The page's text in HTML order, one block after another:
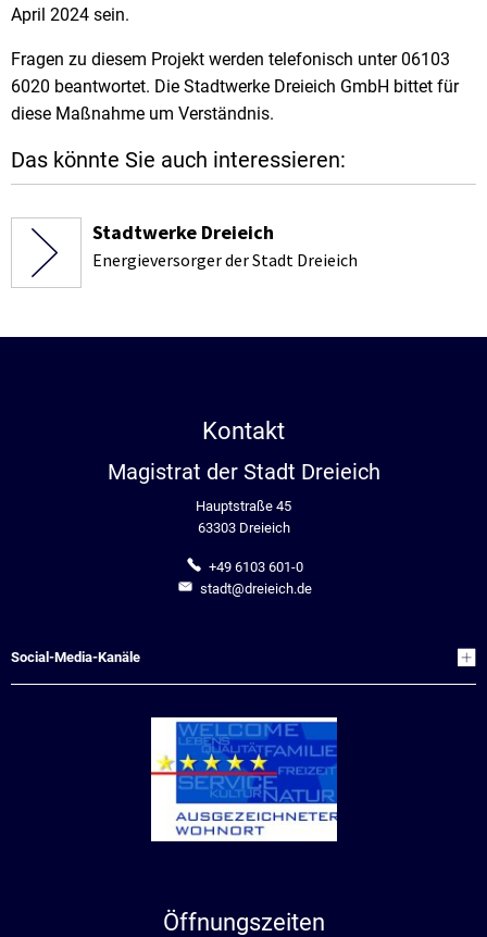
April 2024 sein.
Fragen zu diesem Projekt werden telefonisch unter 06103
6020 beantwortet. Die Stadtwerke Dreieich GmbH bittet für
diese Maßnahme um Verständnis.
Das könnte Sie auch interessieren:
Stadtwerke Dreieich
Energieversorger der Stadt Dreieich
Kontakt
Magistrat der Stadt Dreieich
Hauptstraße 45
63303 Dreieich
+49 6103 601-0
stadt@dreieich.de
Social-Media-Kanäle
Öffnungszeiten